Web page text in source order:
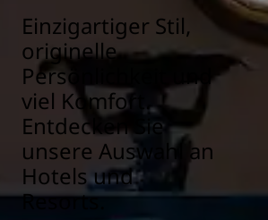
Einzigartiger Stil,
originelle
Persönlichkeit und
viel Komfort.
Entdecken Sie
unsere Auswahl an
Hotels und
Resorts.